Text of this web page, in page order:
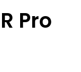
Pro